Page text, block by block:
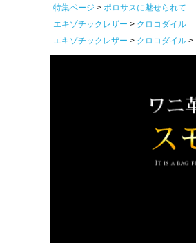
特集ページ
ポロサスに魅せられて
エキゾチックレザー
クロコダイル
エキゾチックレザー
クロコダイル